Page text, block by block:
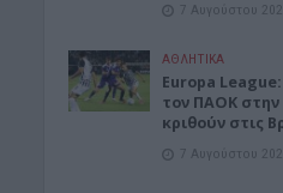
7 Αυγούστου
ΑΘΛΗΤΙΚΑ
Europa
τον ΠΑΟΚ
κριθούν στις
7 Αυγούστου